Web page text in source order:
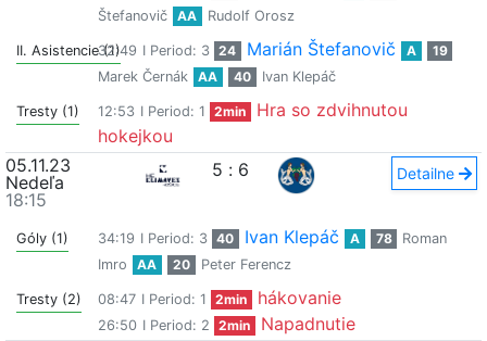
Štefanovič
AA Rudolf Orosz
II. Asistencie (1)
32:49 I Period: 3 24 Marián Štefanovič A
19
Marek Černák
AA 40 Ivan Klepáč
Tresty (1) 12:53 I Period: 1 2min
Hra so zdvihnutou
hokejkou
05.11.23
Nedeľa
18:15
5 : 6 Detailne
Góly (1) 34:19 I Period: 3 40 Ivan Klepáč A 78
Roman
Imro
AA 20 Peter Ferencz
Tresty (2) 08:47 I Period: 1 2min hákovanie
26:50 I Period: 2 2min
Napadnutie